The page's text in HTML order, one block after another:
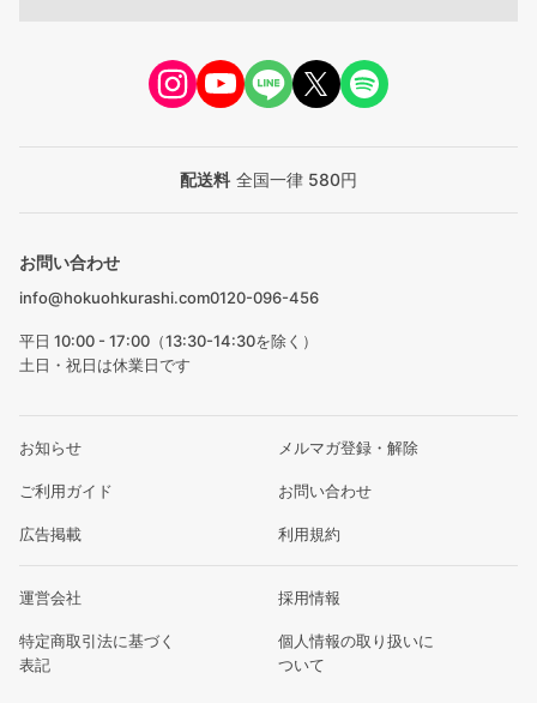
配送料 全国一律 580円
お問い合わせ
info@hokuohkurashi.com0120-096-456
平日 10:00 - 17:00（13:30-14:30を除く）
土日・祝日は休業日です
お知らせ メルマガ登録・解除
ご利用ガイド お問い合わせ
広告掲載 利用規約
運営会社 採用情報
特定商取引法に基づく
表記
個人情報の取り扱いに
ついて